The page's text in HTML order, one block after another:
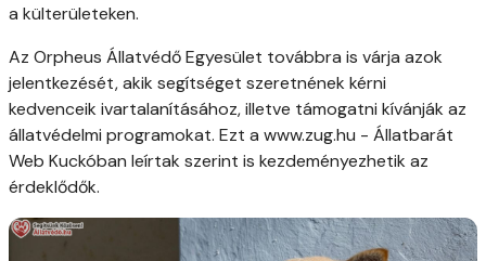
a külterületeken.
Az Orpheus Állatvédő Egyesület továbbra is várja azok
jelentkezését, akik segítséget szeretnének kérni
kedvenceik ivartalanításához, illetve támogatni kívánják az
állatvédelmi programokat. Ezt a www.zug.hu - Állatbarát
Web Kuckóban leírtak szerint is kezdeményezhetik az
érdeklődők.